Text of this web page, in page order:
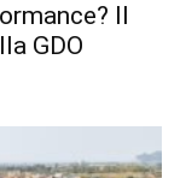
Il
GDO